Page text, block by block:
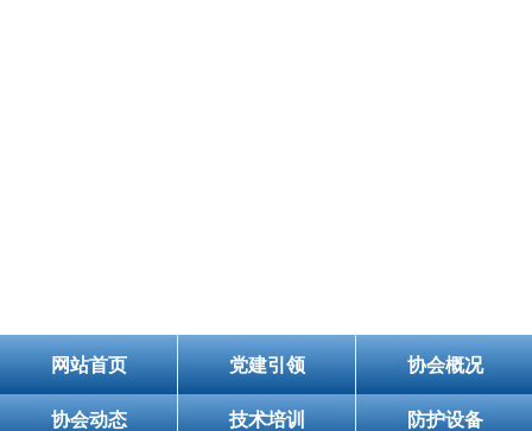
网站首页 党建引领 协会概况
协会动态 技术培训 防护设备